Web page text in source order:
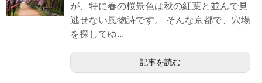
が、特に春の桜景色は秋の紅葉と並んで見
逃せない風物詩です。 そんな京都で、穴場
を探してゆ...
記事を読む